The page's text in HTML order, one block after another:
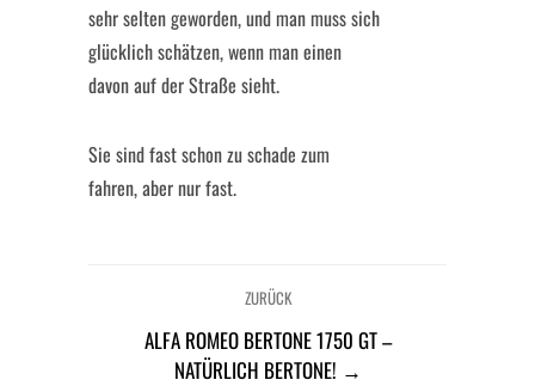
sehr selten geworden, und man muss sich
glücklich schätzen, wenn man einen
davon auf der Straße sieht.
Sie sind fast schon zu schade zum
fahren, aber nur fast.
ZURÜCK
ALFA ROMEO BERTONE 1750 GT –
NATÜRLICH BERTONE! →